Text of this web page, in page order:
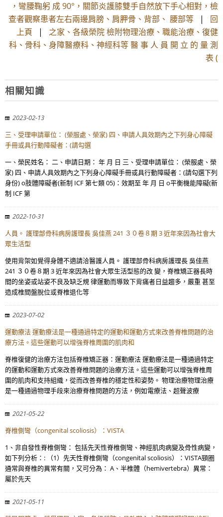
，彎腰鞠躬 成 90°，關節炎護膝雙手自然放下手心相對，檢
查者觀察患者左右兩邊肩膀、肩胛骨、背部、 腰部等 | 回
上頁 | 之家、各級榮院 檢附物理治療、職能治療、復健
科、骨科、身障醫療科、神經科等 醫 事 人 員 開 立 的 量 測
表 (
相關知識
2023-02-13
三、受理申請單位： (榮服處、榮家) 四、申請人具效期內之下列身心障礙
手冊或具行動障礙者：(請勾選
一、榮民姓名： 二、申請日期： 年 月 日 三、受理申請單位： (榮服處、榮
家) 四、申請人具效期內之下列身心障礙手冊或具行動障礙者：(請勾選下列
身份) o肢體障礙者(新制 ICF 第七類 05)：效期至 年 月 日 o平衡機能障礙(新
制 ICF 第
2022-10-31
人員。 護理部骨科病房護理長 吳佳燕 241 ３０卷８期 3 近年來因為社會大
眾生活型
使用背架如覺得身體不適請洽醫護人員。 護理部骨科病房護理長 吳佳燕
241 ３０卷８期 3 近年來因為社會大眾生活型態的改 變，脊椎矯正器長時
間的坐姿或站姿不良及缺乏規 律運動而導致下背痛者日益趨多，嚴重 甚至
造成椎間盤脫位或脊椎退化等
2023-07-02
運動療法 運動療法是一種通過特定的運動和運動方式來改善脊椎問題的治
療方法。這些運動可以增強脊椎周圍的肌肉和
脊椎復健的治療方法包括脊椎矯正器：運動療法 運動療法是一種通過特定
的運動和運動方式來改善脊椎問題的治療方法。這些運動可以增強脊椎周
圍的肌肉和支持組織，從而改善脊椎的穩定性和姿勢。 物理治療物理治療
是一種通過物理手段來治療脊椎問題的方法，例如電療法、超聲波療
2021-05-22
脊椎側彎（congenital scoliosis）：VISTA
1、非自發性脊椎側彎： 包括先天性脊椎側彎、神經肌肉病變及骨性病變，
如下列分析：: （1）先天性脊椎側彎（congenital scoliosis）：VISTA頸圈
通常與脊椎的異常有關，又可分為： A、半椎體（hemivertebra）異常：
屬於先天
2021-05-11